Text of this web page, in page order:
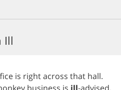
Ill
is rightacross that hall.